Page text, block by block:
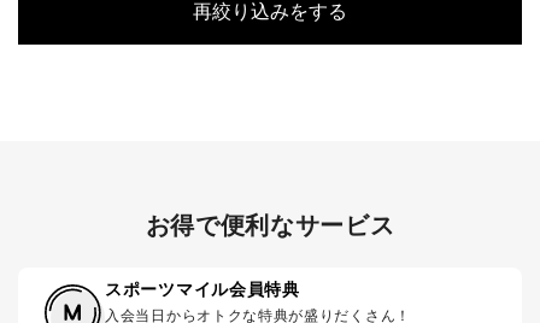
再絞り込みをする
お得で便利なサービス
スポーツマイル会員特典
入会当日からオトクな特典が盛りだくさん！